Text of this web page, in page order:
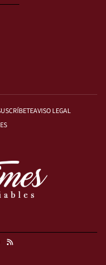
AVISO LEGAL
RSS